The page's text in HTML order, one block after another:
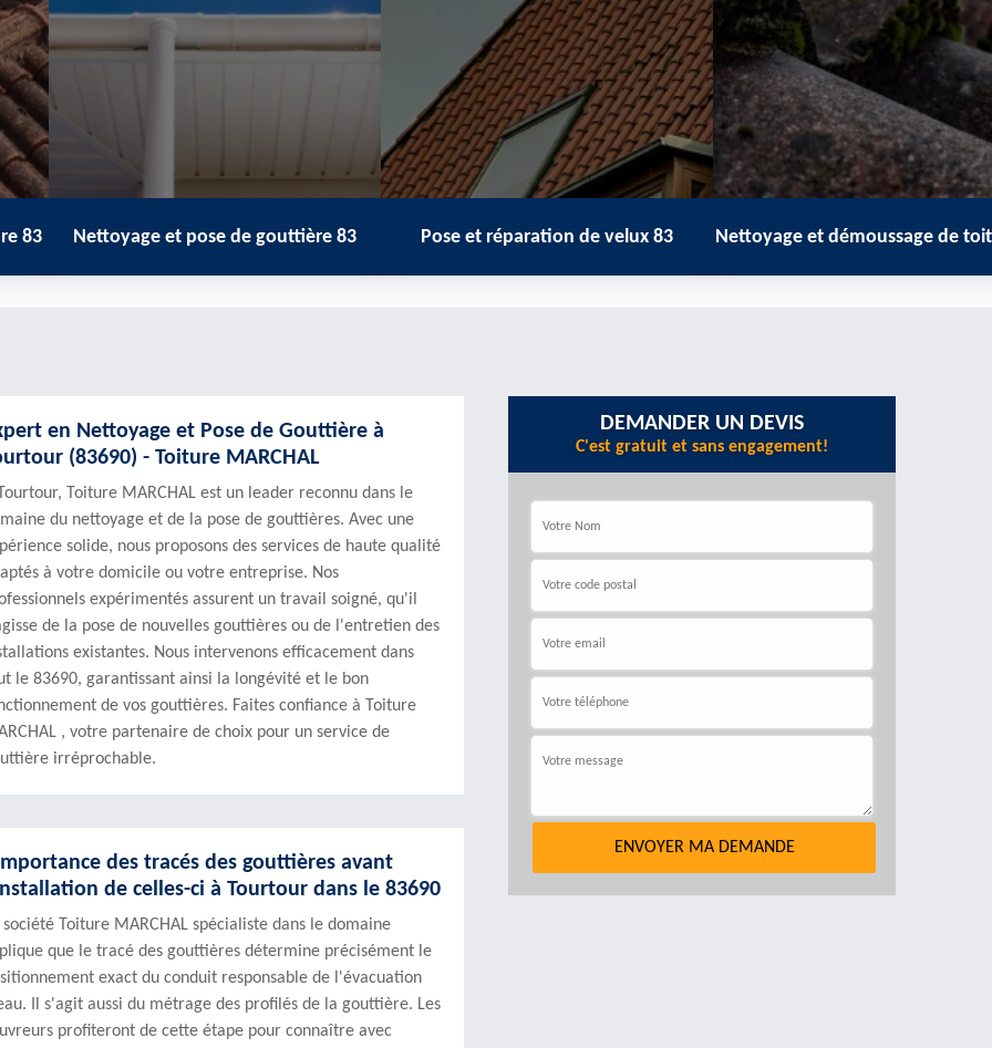
et pose de gouttière 83 Pose et réparation de velux 83 Nettoyage et démoussage de toiture 83
en Nettoyage et Pose de Gouttière à
(83690) - Toiture MARCHAL
Toiture MARCHAL est un leader reconnu dans le
du nettoyage et de la pose de gouttières. Avec une
solide, nous proposons des services de haute qualité
à votre domicile ou votre entreprise. Nos
expérimentés assurent un travail soigné, qu'il
de la pose de nouvelles gouttières ou de l'entretien des
existantes. Nous intervenons efficacement dans
le 83690, garantissant ainsi la longévité et le bon
de vos gouttières. Faites confiance à Toiture
, votre partenaire de choix pour un service de
irréprochable.
des tracés des gouttières avant
de celles-ci à Tourtour dans le 83690
société Toiture MARCHAL spécialiste dans le domaine
que le tracé des gouttières détermine précisément le
exact du conduit responsable de l'évacuation
Il s'agit aussi du métrage des profilés de la gouttière. Les
profiteront de cette étape pour connaître avec
DEMANDER UN DEVIS
C'est gratuit et sans engagement!